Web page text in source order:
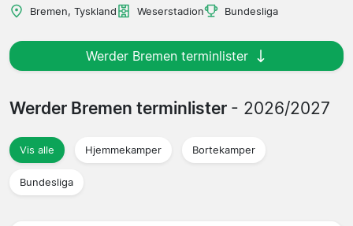
Bremen, Tyskland Weserstadion Bundesliga
Werder Bremen terminlister
Werder Bremen terminlister - 2026/2027
Vis alle Hjemmekamper Bortekamper
Bundesliga